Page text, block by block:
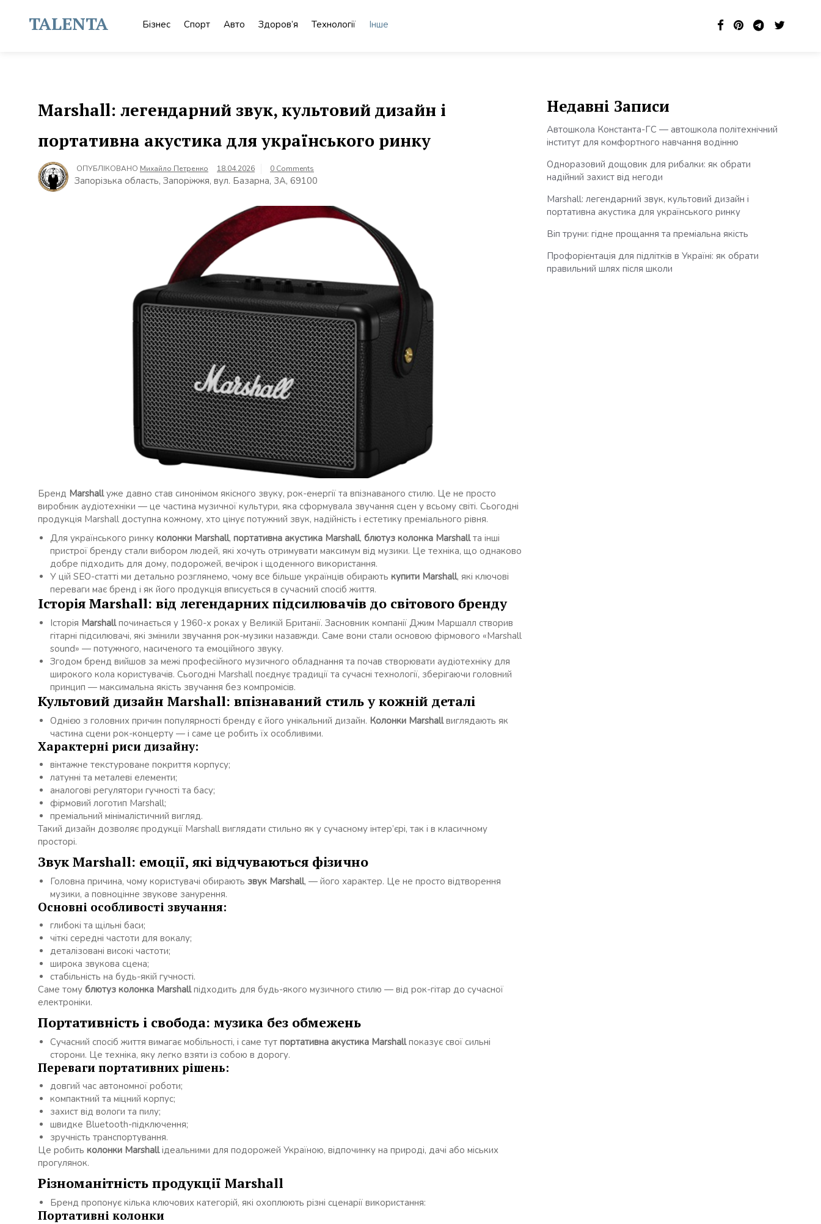
TALENTA Бізнес Спорт Авто Здоров’я Технології Інше
Marshall: легендарний звук, культовий дизайн і
портативна акустика для українського ринку
ОПУБЛІКОВАНО Михайло Петренко 18.04.2026 0 Comments
Запорізька область, Запоріжжя, вул. Базарна, 3А, 69100
Бренд Marshallуже давно став синонімом якісного звуку, рок-енергії та впізнаваного стилю. Це не просто
виробник аудіотехніки — це частина музичної культури, яка сформувала звучання сцен у всьому світі. Сьогодні
продукція Marshall доступна кожному, хто цінує потужний звук, надійність і естетику преміального рівня.
Для українського ринку колонки Marshall, портативна акустика Marshall, блютуз колонка Marshallта інші
пристрої бренду стали вибором людей, які хочуть отримувати максимум від музики. Це техніка, що однаково
добре підходить для дому, подорожей, вечірок і щоденного використання.
У цій SEO-статті ми детально розглянемо, чому все більше українців обирають купити Marshall, які ключові
переваги має бренд і як його продукція вписується в сучасний спосіб життя.
Історія Marshall: від легендарних підсилювачів до світового бренду
Історія Marshallпочинається у 1960-х роках у Великій Британії. Засновник компанії Джим Маршалл створив
гітарні підсилювачі, які змінили звучання рок-музики назавжди. Саме вони стали основою фірмового «Marshall
sound» — потужного, насиченого та емоційного звуку.
Згодом бренд вийшов за межі професійного музичного обладнання та почав створювати аудіотехніку для
широкого кола користувачів. Сьогодні Marshall поєднує традиції та сучасні технології, зберігаючи головний
принцип — максимальна якість звучання без компромісів.
Культовий дизайн Marshall: впізнаваний стиль у кожній деталі
Однією з головних причин популярності бренду є його унікальний дизайн. Колонки Marshallвиглядають як
частина сцени рок-концерту — і саме це робить їх особливими.
Характерні риси дизайну:
вінтажне текстуроване покриття корпусу;
латунні та металеві елементи;
аналогові регулятори гучності та басу;
фірмовий логотип Marshall;
преміальний мінімалістичний вигляд.
Такий дизайн дозволяє продукції Marshall виглядати стильно як у сучасному інтер’єрі, так і в класичному
просторі.
Звук Marshall: емоції, які відчуваються фізично
Головна причина, чому користувачі обирають звук Marshall, — його характер. Це не просто відтворення
музики, а повноцінне звукове занурення.
Основні особливості звучання:
глибокі та щільні баси;
чіткі середні частоти для вокалу;
деталізовані високі частоти;
широка звукова сцена;
стабільність на будь-якій гучності.
Саме тому блютуз колонка Marshallпідходить для будь-якого музичного стилю — від рок-гітар до сучасної
електроніки.
Портативність і свобода: музика без обмежень
Сучасний спосіб життя вимагає мобільності, і саме тут портативна акустика Marshallпоказує свої сильні
сторони. Це техніка, яку легко взяти із собою в дорогу.
Переваги портативних рішень:
довгий час автономної роботи;
компактний та міцний корпус;
захист від вологи та пилу;
швидке Bluetooth-підключення;
зручність транспортування.
Це робить колонки Marshallідеальними для подорожей Україною, відпочинку на природі, дачі або міських
прогулянок.
Різноманітність продукції Marshall
Бренд пропонує кілька ключових категорій, які охоплюють різні сценарії використання:
Портативні колонки
Недавні Записи
Автошкола Константа-ГС — автошкола політехнічний
інститут для комфортного навчання водінню
Одноразовий дощовик для рибалки: як обрати
надійний захист від негоди
Marshall: легендарний звук, культовий дизайн і
портативна акустика для українського ринку
Віп труни: гідне прощання та преміальна якість
Профорієнтація для підлітків в Україні: як обрати
правильний шлях після школи